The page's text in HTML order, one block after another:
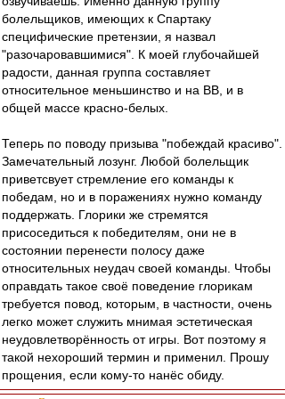
болельщиков, имеющих к Спартаку
специфические претензии, я назвал
"разочаровавшимися". К моей глубочайшей
радости, данная группа составляет
относительное меньшинство и на ВВ, и в
общей массе красно-белых.
Теперь по поводу призыва "побеждай красиво".
Замечательный лозунг. Любой болельщик
приветсвует стремление его команды к
победам, но и в поражениях нужно команду
поддержать. Глорики же стремятся
присоседиться к победителям, они не в
состоянии перенести полосу даже
относительных неудач своей команды. Чтобы
оправдать такое своё поведение глорикам
требуется повод, которым, в частности, очень
легко может служить мнимая эстетическая
неудовлетворённость от игры. Вот поэтому я
такой нехороший термин и применил. Прошу
прощения, если кому-то нанёс обиду.